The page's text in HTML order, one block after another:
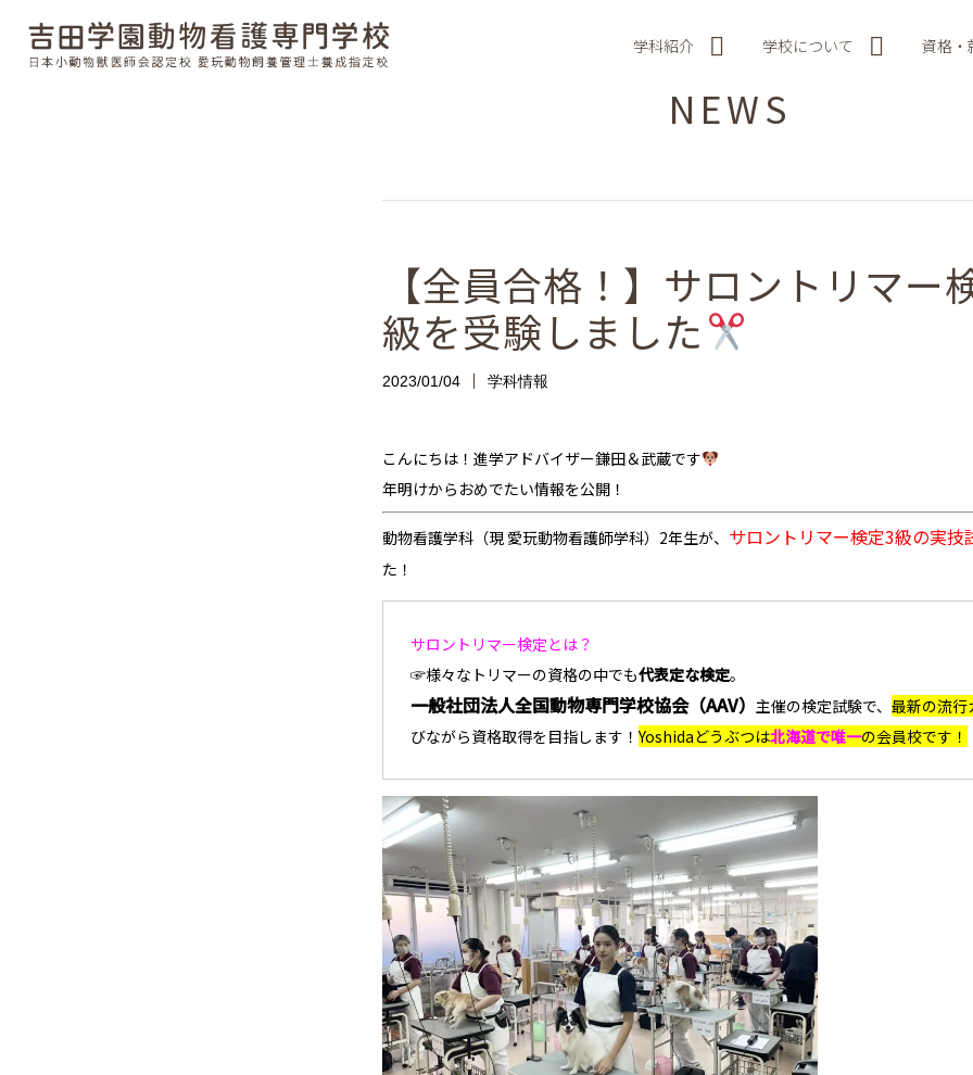
学科紹介 学校について 資格・
NEWS
【全員合格！】サロントリマー
級を受験しました
2023/01/04 学科情報
こんにちは！進学アドバイザー鎌田＆武蔵です
年明けからおめでたい情報を公開！
動物看護学科（現 愛玩動物看護師学科）2年生が、 サロントリマー検定3級の実技
た！
サロントリマー検定とは？
☞様々なトリマーの資格の中でも代表定な検定。
一般社団法人全国動物専門学校協会（AAV） 主催の検定試験で、 最新の流行
びながら資格取得を目指します！Yoshidaどうぶつは北海道で唯一の会員校です！